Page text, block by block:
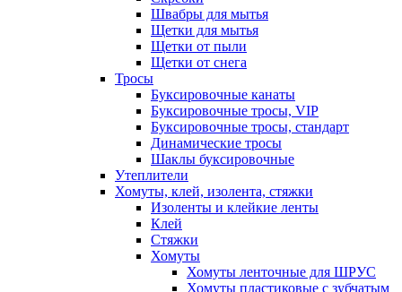
Швабры для мытья
Щетки для мытья
Щетки от пыли
Щетки от снега
Тросы
Буксировочные канаты
Буксировочные тросы, VIP
Буксировочные тросы, стандарт
Динамические тросы
Шаклы буксировочные
Утеплители
Хомуты, клей, изолента, стяжки
Изоленты и клейкие ленты
Клей
Стяжки
Хомуты
Хомуты ленточные для ШРУС
Хомуты пластиковые с зубчатым